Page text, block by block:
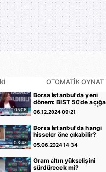
OTOMATİK OYNAT
05:06
Borsa İstanbul'da yeni
dönem: BIST 50’de açığa
satış yasağı kaldırıldı |
Video
06.12.2024 09:21
03:48
Borsa İstanbul'da hangi
hisseler öne çıkabilir?
05.06.2024 14:34
Gram altın yükselişini
sürdürecek mi?